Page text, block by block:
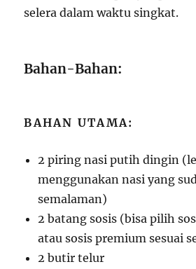
selera dalam waktu singkat.
Bahan-Bahan:
BAHAN UTAMA:
2 piring nasi putih dingin
menggunakan nasi yang
semalaman)
2 batang sosis (bisa pilih
atau sosis premium sesuai
2 butir telur